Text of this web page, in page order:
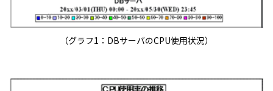
（グラフ1：DBサーバのCPU使用状況）